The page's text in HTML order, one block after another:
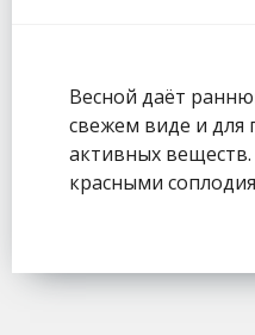
Весной даёт
свежем виде и для
активных
красными